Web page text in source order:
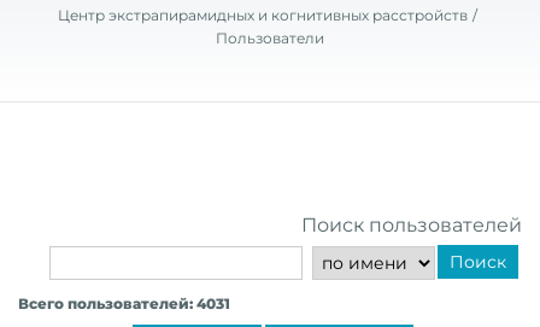
Центр экстрапирамидных и когнитивных расстройств
Пользователи
Поиск пользователей
Поиск
Всего пользователей: 4031